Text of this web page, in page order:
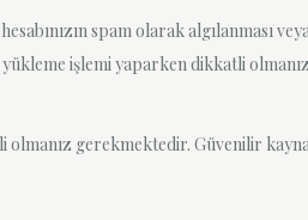
spam olarak algılanması
işlemi yaparken dikkatli
gerekmektedir. Güvenilir